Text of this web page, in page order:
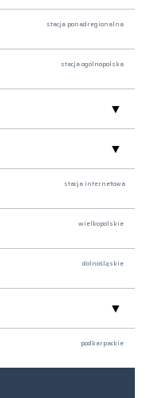
stacja ponadregionalna
stacja ogólnopolska
stacja internetowa
wielkopolskie
dolnośląskie
podkarpackie